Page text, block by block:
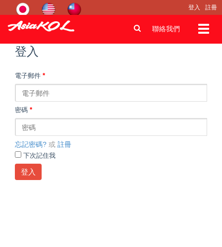
登入 註冊
聯絡我們
登入
電子郵件 *
密碼 *
忘記密碼? 或 註冊
下次記住我
登入